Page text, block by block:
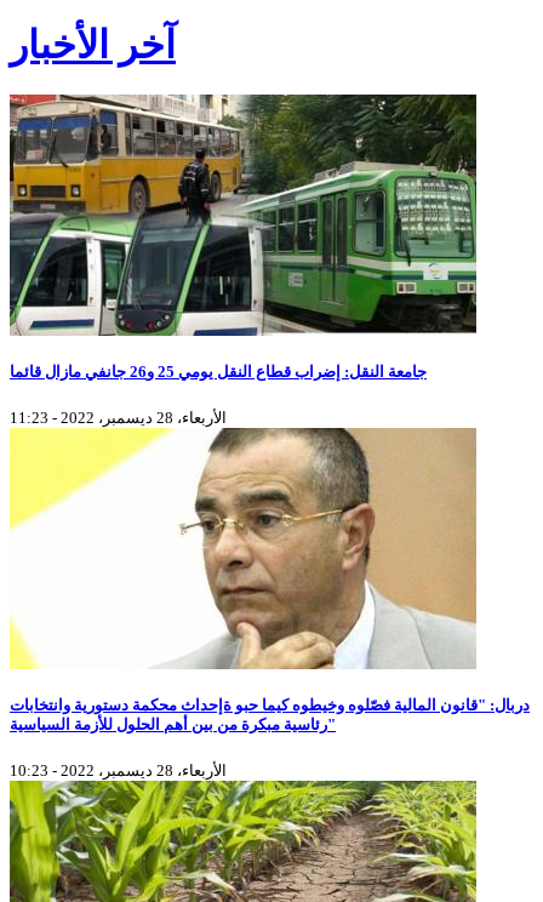
آخر الأخبار
جامعة النقل: إضراب قطاع النقل يومي 25 و26 جانفي مازال قائما
الأربعاء، 28 ديسمبر، 2022 - 11:23
دربال: "قانون المالية فصّلوه وخيطوه كيما حبو ةإحداث محكمة دستورية وانتخابات
رئاسية مبكرة من بين أهم الحلول للأزمة السياسية"
الأربعاء، 28 ديسمبر، 2022 - 10:23